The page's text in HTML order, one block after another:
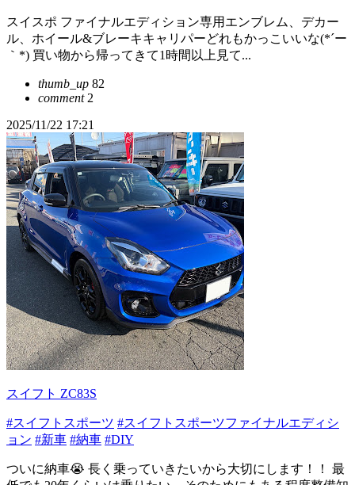
スイスポ ファイナルエディション専用エンブレム、デカー
ル、ホイール&ブレーキキャリパーどれもかっこいいな(*´ー
｀*) 買い物から帰ってきて1時間以上見て...
thumb_up 82
comment2
2025/11/22 17:21
スイフト ZC83S
#スイフトスポーツ #スイフトスポーツファイナルエディシ
ョン #新車 #納車 #DIY
ついに納車😭 長く乗っていきたいから大切にします！！ 最